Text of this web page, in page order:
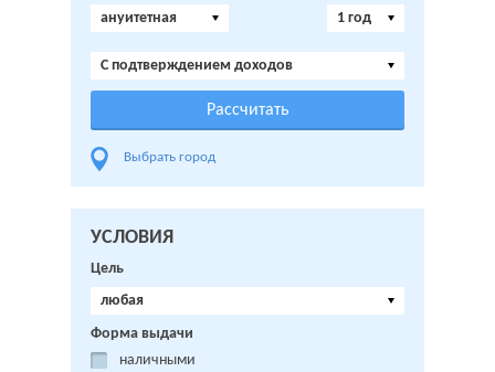
ануитетная
1 год
C подтверждением доходов
Выбрать город
УСЛОВИЯ
Цель
любая
Форма выдачи
наличными